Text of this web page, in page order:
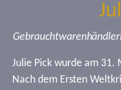
Julie Pick wurde am 31.
Nach dem Ersten